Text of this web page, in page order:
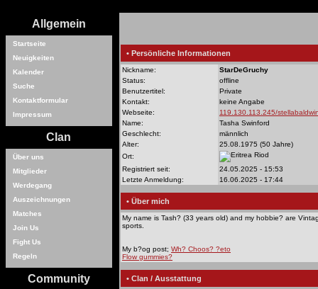
Allgemein
Startseite
Neuigkeiten
Kalender
Suche
Kontaktformular
Impressum
Clan
Über uns
Mitglieder
Werdegang
Auszeichnungen
Matches
Join Us
Fight Us
Regeln
Community
• Persönliche Informationen
Nickname:
StarDeGruchy
Status:
offline
Benutzertitel:
Private
Kontakt:
keine Angabe
Webseite:
119.130.113.245/
Name:
Tasha Swinford
Geschlecht:
männlich
Alter:
25.08.1975 (50 Jahre)
Ort:
Riod
Registriert seit:
24.05.2025 - 15:53
Letzte Anmeldung:
16.06.2025 - 17:44
• Über mich
My name is Tash? (33 years old) and my hobbie? are
sports.
My b?og post; Wh? Choos? ?eto
Flow gummies?
• Clan / Ausstattung